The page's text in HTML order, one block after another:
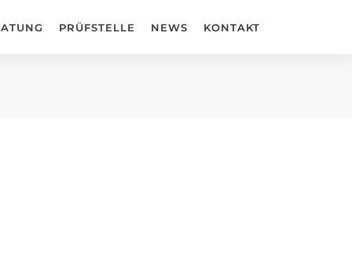
PRÜFSTELLE NEWS KONTAKT